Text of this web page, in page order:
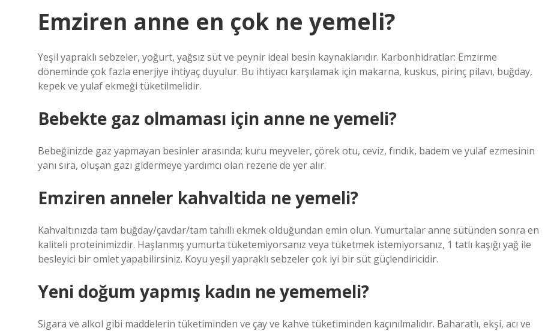
Emziren anne en çok ne yemeli?
Yeşil yapraklı sebzeler, yoğurt, yağsız süt ve peynir ideal besin kaynaklarıdır. Karbonhidratlar: Emzirme
döneminde çok fazla enerjiye ihtiyaç duyulur. Bu ihtiyacı karşılamak için makarna, kuskus, pirinç pilavı, buğday,
kepek ve yulaf ekmeği tüketilmelidir.
Bebekte gaz olmaması için anne ne yemeli?
Bebeğinizde gaz yapmayan besinler arasında; kuru meyveler, çörek otu, ceviz, fındık, badem ve yulaf ezmesinin
yanı sıra, oluşan gazı gidermeye yardımcı olan rezene de yer alır.
Emziren anneler kahvaltida ne yemeli?
Kahvaltınızda tam buğday/çavdar/tam tahıllı ekmek olduğundan emin olun. Yumurtalar anne sütünden sonra en
kaliteli proteinimizdir. Haşlanmış yumurta tüketemiyorsanız veya tüketmek istemiyorsanız, 1 tatlı kaşığı yağ ile
besleyici bir omlet yapabilirsiniz. Koyu yeşil yapraklı sebzeler çok iyi bir süt güçlendiricidir.
Yeni doğum yapmış kadın ne yememeli?
Sigara ve alkol gibi maddelerin tüketiminden ve çay ve kahve tüketiminden kaçınılmalıdır. Baharatlı, ekşi, acı ve